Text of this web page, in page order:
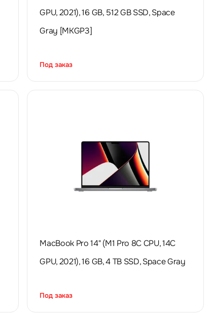
GPU, 2021), 16 GB, 512 GB SSD, Space
Gray [MKGP3]
Под заказ
MacBook Pro 14" (M1 Pro 8C CPU, 14C
GPU, 2021), 16 GB, 4 TB SSD, Space Gray
Под заказ